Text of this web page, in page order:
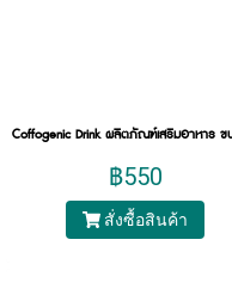
Coffogenic Drink ผลิตภัณฑ์เสริมอาหาร
฿550
สั่งซื้อสินค้า